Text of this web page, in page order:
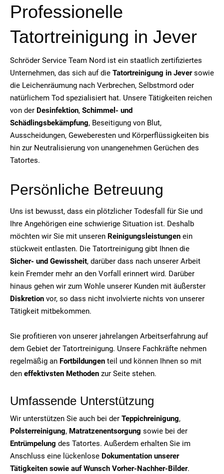
Professionelle
Tatortreinigung in Jever
Schröder Service Team Nord ist ein staatlich zertifiziertes
Unternehmen, das sich auf die Tatortreinigung in Jeversowie
die Leichenräumung nach Verbrechen, Selbstmord oder
natürlichem Tod spezialisiert hat. Unsere Tätigkeiten reichen
von der Desinfektion, Schimmel- und
Schädlingsbekämpfung, Beseitigung von Blut,
Ausscheidungen, Geweberesten und Körperflüssigkeiten bis
hin zur Neutralisierung von unangenehmen Gerüchen des
Tatortes.
Persönliche Betreuung
Uns ist bewusst, dass ein plötzlicher Todesfall für Sie und
Ihre Angehörigen eine schwierige Situation ist. Deshalb
möchten wir Sie mit unseren Reinigungsleistungen ein
stückweit entlasten. Die Tatortreinigung gibt Ihnen die
Sicher- und Gewissheit, darüber dass nach unserer Arbeit
kein Fremder mehr an den Vorfall erinnert wird. Darüber
hinaus gehen wir zum Wohle unserer Kunden mit äußerster
Diskretion vor, so dass nicht involvierte nichts von unserer
Tätigkeit mitbekommen.
Sie profitieren von unserer jahrelangen Arbeitserfahrung auf
dem Gebiet der Tatortreinigung. Unsere Fachkräfte nehmen
regelmäßig an Fortbildungen teil und können Ihnen so mit
den effektivsten Methoden zur Seite stehen.
Umfassende Unterstützung
Wir unterstützen Sie auch bei der Teppichreinigung,
Polsterreinigung, Matratzenentsorgung sowie bei der
Entrümpelung des Tatortes. Außerdem erhalten Sie im
Anschluss eine lückenlose Dokumentation unserer
Tätigkeiten sowie auf Wunsch Vorher-Nachher-Bilder.